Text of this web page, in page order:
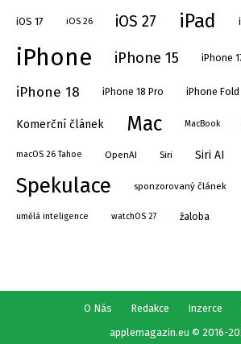
iOS 17 iOS 26 iOS 27 iPad
iPhone iPhone 15 iPhone
iPhone 18 iPhone 18 Pro iPhone Fold
Komerční článek Mac MacBook
macOS 26 Tahoe OpenAI Siri Siri AI
Spekulace sponzorovaný článek
umělá inteligence watchOS 27 žaloba
O Nás Redakce Inzerce
applemagazin.eu © 2016-